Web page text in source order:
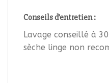
Conseils d’entretien :
Lavage conseillé à
sèche linge non